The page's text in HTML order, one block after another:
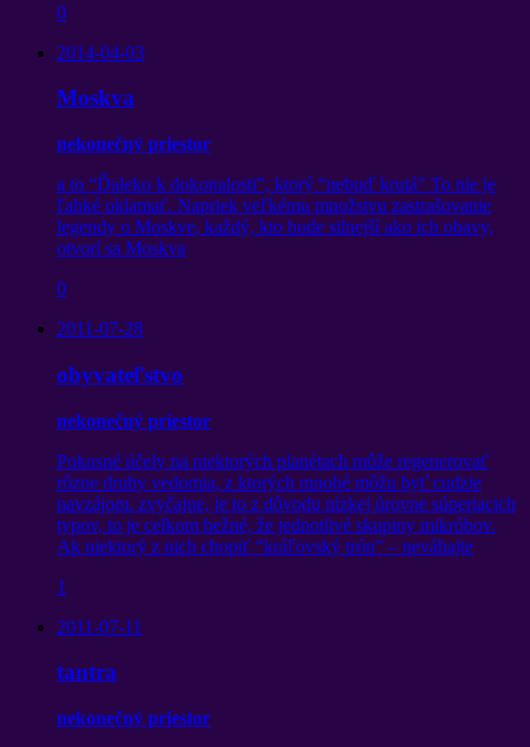
0
2014-04-03
Moskva
nekonečný priestor
a to “Ďaleko k dokonalosti”, ktorý “nebuď krutá” To nie je
ľahké oklamať. Napriek veľkému množstvu zastrašovanie
legendy o Moskve, každý, kto bude silnejší ako ich obavy,
otvorí sa Moskva
0
2011-07-28
obyvateľstvo
nekonečný priestor
Pokusné účely na niektorých planétach môže regenerovať
rôzne druhy vedomia, z ktorých mnohé môžu byť cudzie
navzájom. zvyčajne, je to z dôvodu nízkej úrovne súperiacich
typov, to je celkom bežné, že jednotlivé skupiny mikróbov.
Ak niektorý z nich chopiť “kráľovský trón” – neváhajte
1
2011-07-11
tantra
nekonečný priestor